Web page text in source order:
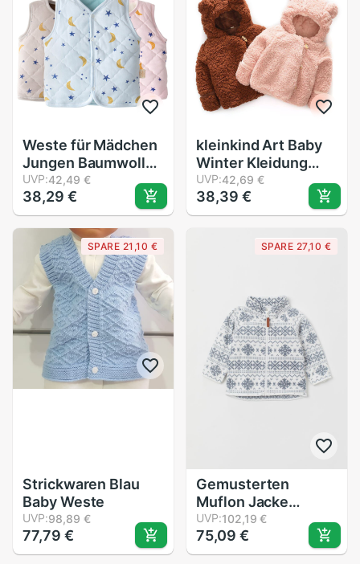
Hoodies Outwear
Weste für Mädchen
Jungen Baumwolle
Winter Jacke Baby
Mädchen Kleidung
Jungen Westen
freundlicher
Ärmellose Mäntel
Warme
Oberbekleidung Art
Kleidung
UVP:42,49 €
38,29 €
kleinkind Art Baby
Winter Kleidung
Mädchen Jungen
Weiche
Reißverschluss
Solide Samt Mit
Outwear
UVP:42,69 €
38,39 €
SPARE 21,10 €
Strickwaren Blau
Baby Weste
UVP:98,89 €
77,79 €
SPARE 27,10 €
Gemusterten
Muflon Jacke
Snowpiece Kind
Baby Winter
Kleidung Mädchen
UVP:102,19 €
75,09 €